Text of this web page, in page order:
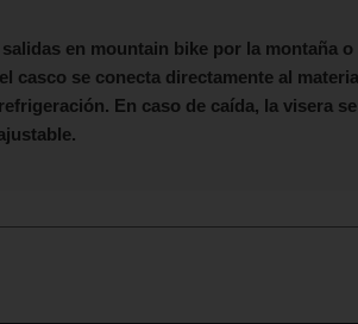
en mountain bike por la montaña
casco se conecta directamente al
En caso de caída, la visera